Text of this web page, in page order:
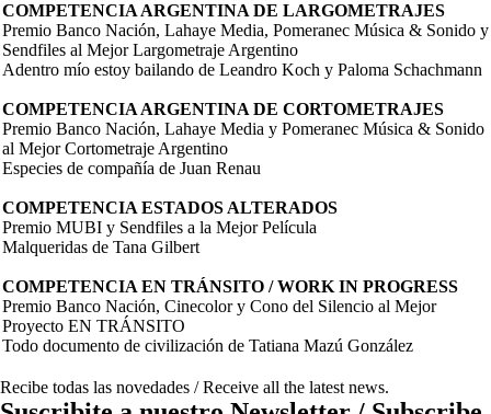
COMPETENCIA ARGENTINA DE LARGOMETRAJES
Premio Banco Nación, Lahaye Media, Pomeranec Música & Sonido y
Sendfiles al Mejor Largometraje Argentino
Adentro mío estoy bailando de Leandro Koch y Paloma Schachmann
COMPETENCIA ARGENTINA DE CORTOMETRAJES
Premio Banco Nación, Lahaye Media y Pomeranec Música & Sonido
al Mejor Cortometraje Argentino
Especies de compañía de Juan Renau
COMPETENCIA ESTADOS ALTERADOS
Premio MUBI y Sendfiles a la Mejor Película
Malqueridas de Tana Gilbert
COMPETENCIA EN TRÁNSITO / WORK IN PROGRESS
Premio Banco Nación, Cinecolor y Cono del Silencio al Mejor
Proyecto EN TRÁNSITO
Todo documento de civilización de Tatiana Mazú González
Recibe todas las novedades / Receive all the latest news.